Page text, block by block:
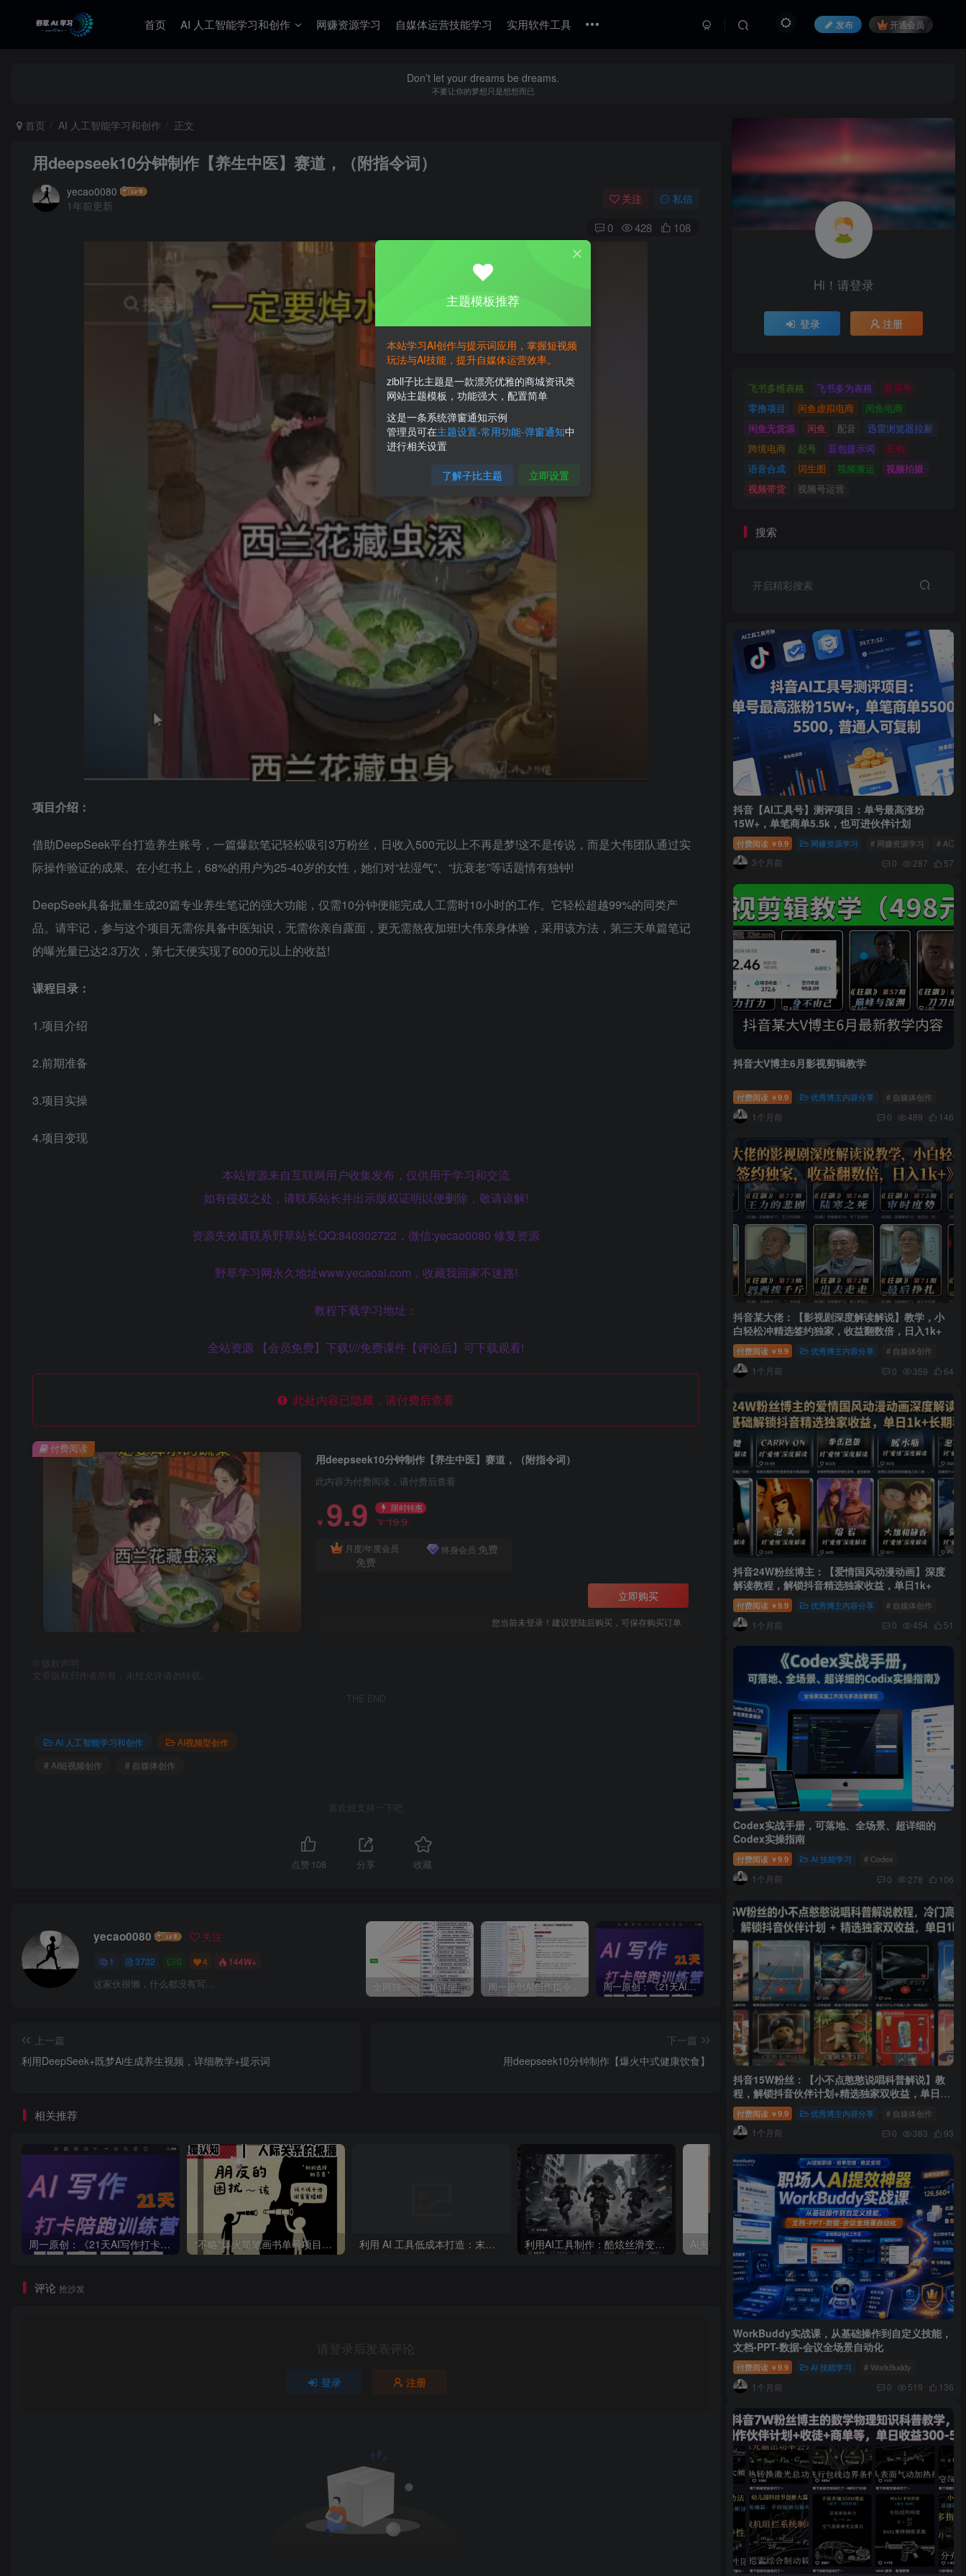
首页 AI 人工智能学习和创作 网赚资源学习 自媒体运营技能学习 实用软件工具 发布 开通会员
Don’t let your dreams be dreams.
不要让你的梦想只是想想而已
首页 AI 人工智能学习和创作 正文
用deepseek10分钟制作【养生中医】赛道，（附指令词）
yecao0080
1年前更新
关注 私信
0 428 108
项目介绍：
借助DeepSeek平台打造养生账号，一篇爆款笔记轻松吸引3万粉丝，日收入500元以上不再是梦!这不是传说，而是大伟团队通过实
际操作验证的成果。在小红书上，68%的用户为25-40岁的女性，她们对“祛湿气”、“抗衰老”等话题情有独钟!
DeepSeek具备批量生成20篇专业养生笔记的强大功能，仅需10分钟便能完成人工需时10小时的工作。它轻松超越99%的同类产
品。请牢记，参与这个项目无需你具备中医知识，无需你亲自露面，更无需熬夜加班!大伟亲身体验，采用该方法，第三天单篇笔记
的曝光量已达2.3万次，第七天便实现了6000元以上的收益!
课程目录：
1.项目介绍
2.前期准备
3.项目实操
4.项目变现
本站资源来自互联网用户收集发布，仅供用于学习和交流
如有侵权之处，请联系站长并出示版权证明以便删除，敬请谅解!
资源失效请联系野草站长QQ:840302722，微信:yecao0080 修复资源
野草学习网永久地址www.yecaoai.com，收藏我回家不迷路!
教程下载学习地址：
全站资源 【会员免费】下载!///免费课件【评论后】可下载观看!
此处内容已隐藏，请付费后查看
用deepseek10分钟制作【养生中医】赛道，（附指令词）
此内容为付费阅读，请付费后查看
￥ 9.9 限时特惠
￥19.9
月度/年度会员
免费
终身会员 免费
立即购买
您当前未登录！建议登陆后购买，可保存购买订单
付费阅读
版权声明
文章版权归作者所有，未经允许请勿转载。
THE END
AI 人工智能学习和创作
AI视频型创作
# AI短视频创作
# 自媒体创作
喜欢就支持一下吧
点赞 108 分享 收藏
yecao0080 关注
1 3732 0 4 144W+
这家伙很懒，什么都没有写... 全网独一份：超详细的40+个自媒体赛道领域解析手册，让你的内容创作不再局限！ 周一原创AI创作指令词：30+个领域赛道的创作提示词集合 周一原创：《21天AI写作打卡陪跑训练营》全部内容讲解！（网站会员免费学习…） “不略”爆火简笔画书单号项目拆解，利用AI快速制作简笔画书单视频
上一篇
利用DeepSeek+既梦Ai生成养生视频，详细教学+提示词
下一篇
用deepseek10分钟制作【爆火中式健康饮食】
相关推荐
周一原创：《21天AI写作打卡陪跑训练营》全部内容讲解！（网站会员免费学习…） “不略”爆火简笔画书单号项目拆解，利用AI快速制作简笔画书单视频 利用 AI 工具低成本打造：末日生存题材系列短片， 利用AI工具制作：酷炫丝滑变装视频，流量爆炸，轻松日入5张+ Ai夫妻搞笑对话，动画短视频五分钟做一条
评论 抢沙发
请登录后发表评论
登录 注册
Hi！请登录
登录 注册
飞书多维表格 飞书多为表格
音乐号
零撸项目
闲鱼虚拟电商
闲鱼电商
闲鱼无货源
闲鱼 配音
迅雷浏览器拉新
跨境电商
起号 豆包提示词
豆包
语音合成
词生图 视频搬运
视频拍摄
视频带货
视频号运营
搜索
开启精彩搜索
抖音【AI工具号】测评项目：单号最高涨粉
15W+，单笔商单5.5k，也可进伙伴计划
付费阅读 ￥9.9 网赚资源学习 # 网赚资源学习 # AI工
3个月前 0 287 57
抖音大V博主6月影视剪辑教学
付费阅读 ￥9.9 优秀博主内容分享 # 自媒体创作
1个月前 0 489 146
抖音某大佬：【影视剧深度解读解说】教学，小
白轻松冲精选签约独家，收益翻数倍，日入1k+
付费阅读 ￥9.9 优秀博主内容分享 # 自媒体创作
1个月前 0 359 64
抖音24W粉丝博主：【爱情国风动漫动画】深度
解读教程，解锁抖音精选独家收益，单日1k+
付费阅读 ￥9.9 优秀博主内容分享 # 自媒体创作
1个月前 0 454 51
Codex实战手册，可落地、全场景、超详细的
Codex实操指南
付费阅读 ￥9.9 AI 技能学习 # Codex
1个月前 0 278 106
抖音15W粉丝：【小不点憨憨说唱科普解说】教
程，解锁抖音伙伴计划+精选独家双收益，单日
1k+
付费阅读 ￥9.9 优秀博主内容分享 # 自媒体创作
1个月前 0 383 93
WorkBuddy实战课，从基础操作到自定义技能，
文档-PPT-数据-会议全场景自动化
付费阅读 ￥9.9 AI 技能学习 # WorkBuddy
1个月前 0 519 136
主题模板推荐
本站学习AI创作与提示词应用，掌握短视频
玩法与AI技能，提升自媒体运营效率。
zibll子比主题是一款漂亮优雅的商城资讯类
网站主题模板，功能强大，配置简单
这是一条系统弹窗通知示例
管理员可在主题设置-常用功能-弹窗通知中
进行相关设置
了解子比主题 立即设置